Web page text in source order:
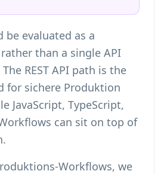
be evaluated as a
than a single API
REST API path is the
for sichere Produktion
JavaScript, TypeScript,
can sit on top of
Workflows, we